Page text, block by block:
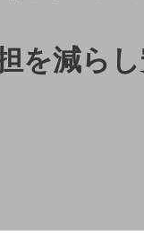
を減ら